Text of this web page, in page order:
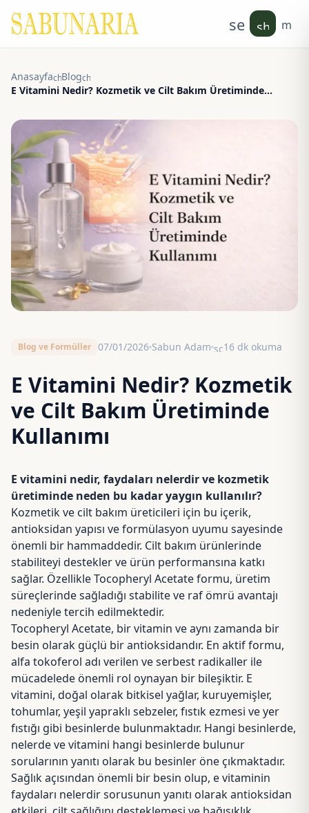
search
Anasayfachevron_right
Blogchevron_right
E Vitamini Nedir? Kozmetik ve Cilt Bakım Üretiminde
Blog ve Formüller 07/01/2026 Sabun Adam schedule
16 dk okuma
E Vitamini Nedir? Kozmetik
ve Cilt Bakım Üretiminde
Kullanımı
E vitamini nedir, faydaları nelerdir ve kozmetik
üretiminde neden bu kadar yaygın kullanılır?
Kozmetik ve cilt bakım üreticileri için bu içerik,
antioksidan yapısı ve formülasyon uyumu sayesinde
önemli bir hammaddedir. Cilt bakım ürünlerinde
stabiliteyi destekler ve ürün performansına katkı
sağlar. Özellikle Tocopheryl Acetate formu, üretim
süreçlerinde sağladığı stabilite ve raf ömrü avantajı
nedeniyle tercih edilmektedir.
Tocopheryl Acetate, bir vitamin ve aynı zamanda bir
besin olarak güçlü bir antioksidandır. En aktif formu,
alfa tokoferol adı verilen ve serbest radikaller ile
mücadelede önemli rol oynayan bir bileşiktir. E
vitamini, doğal olarak bitkisel yağlar, kuruyemişler,
tohumlar, yeşil yapraklı sebzeler, fıstık ezmesi ve yer
fıstığı gibi besinlerde bulunmaktadır. Hangi besinlerde,
nelerde ve vitamini hangi besinlerde bulunur
sorularının yanıtı olarak bu besinler öne çıkmaktadır.
Sağlık açısından önemli bir besin olup, e vitaminin
faydaları nelerdir sorusunun yanıtı olarak antioksidan